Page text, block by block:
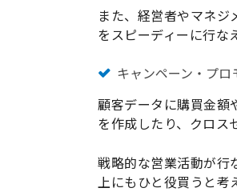
また、経営者やマネ
をスピーディーに行な
キャンペーン・プ
顧客データに購買金額
を作成したり、クロス
戦略的な営業活動が行
上にもひと役買うと考